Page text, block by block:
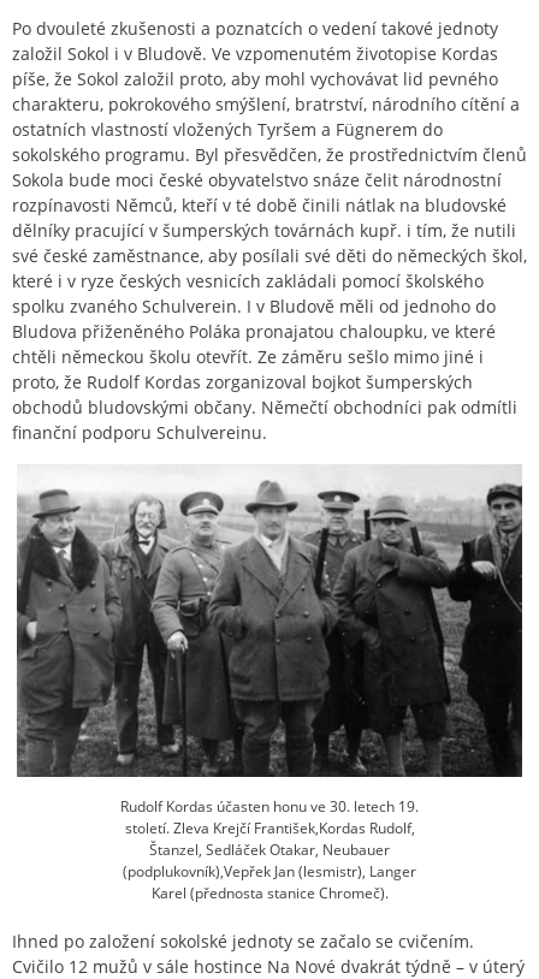
Po dvouleté zkušenosti a poznatcích o vedení takové jednoty
založil Sokol i v Bludově. Ve vzpomenutém životopise Kordas
píše, že Sokol založil proto, aby mohl vychovávat lid pevného
charakteru, pokrokového smýšlení, bratrství, národního cítění a
ostatních vlastností vložených Tyršem a Fügnerem do
sokolského programu. Byl přesvědčen, že prostřednictvím členů
Sokola bude moci české obyvatelstvo snáze čelit národnostní
rozpínavosti Němců, kteří v té době činili nátlak na bludovské
dělníky pracující v šumperských továrnách kupř. i tím, že nutili
své české zaměstnance, aby posílali své děti do německých škol,
které i v ryze českých vesnicích zakládali pomocí školského
spolku zvaného Schulverein. I v Bludově měli od jednoho do
Bludova přiženěného Poláka pronajatou chaloupku, ve které
chtěli německou školu otevřít. Ze záměru sešlo mimo jiné i
proto, že Rudolf Kordas zorganizoval bojkot šumperských
obchodů bludovskými občany. Němečtí obchodníci pak odmítli
finanční podporu Schulvereinu.
Rudolf Kordas účasten honu ve 30. letech 19.
století. Zleva Krejčí František,Kordas Rudolf,
Štanzel, Sedláček Otakar, Neubauer
(podplukovník),Vepřek Jan (lesmistr), Langer
Karel (přednosta stanice Chromeč).
Ihned po založení sokolské jednoty se začalo se cvičením.
Cvičilo 12 mužů v sále hostince Na Nové dvakrát týdně – v úterý